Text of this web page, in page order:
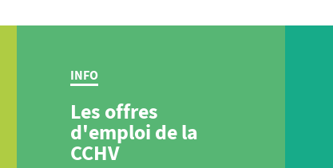
INFO
Les offres
d'emploi de la
CCHV